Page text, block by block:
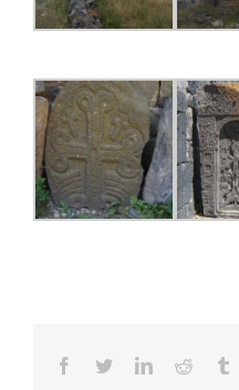
Facebook
TwitterLinkedinReddit